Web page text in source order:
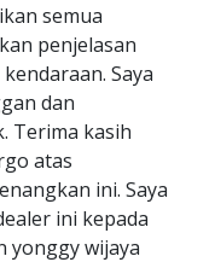
semua
penjelasan
Saya
dan
Terima kasih
atas
ini. Saya
ini kepada
yonggy wijaya